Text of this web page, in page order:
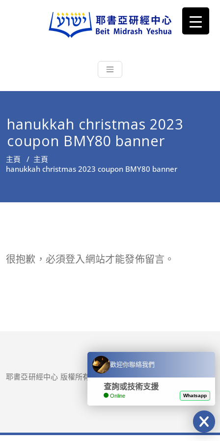
耶書亞研經中心
根源明白聖經，成為更好的門徒
hanukkah christmas 2023
coupon BMY80 banner
主頁 / 主頁
hanukkah christmas 2023 coupon BMY80 banner
很抱歉，必須登入網站才能發佈留言。
耶書亞研經中心 版權所有 © 2017-2026
歡迎你聯絡我們
查詢或技術支援
Online Whatsapp